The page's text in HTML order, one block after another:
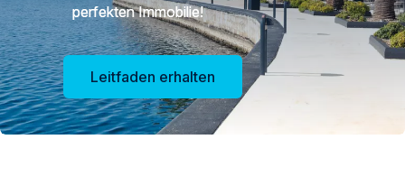
perfekten Immobilie!
Leitfaden erhalten